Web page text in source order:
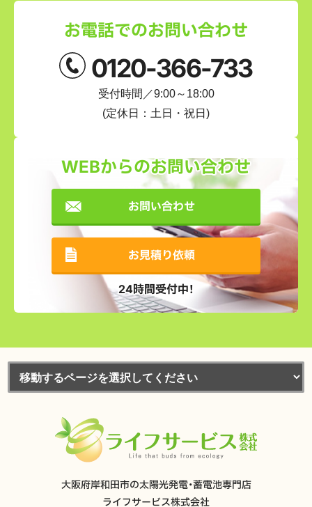
お電話でのお問い合わせ
0120-366-733
受付時間／9:00～18:00
(定休日：土日・祝日)
WEBからのお問い合わせ
お問い合わせ
お見積り依頼
24時間受付中！
大阪府岸和田市の太陽光発電・蓄電池専門店
ライフサービス株式会社